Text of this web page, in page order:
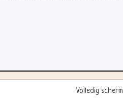
Volledig scherm